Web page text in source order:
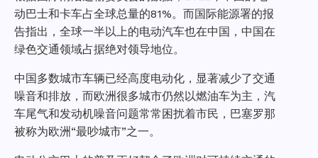
动巴士和卡车占全球总量的81%。而国际能源署的报
告指出，全球一半以上的电动汽车也在中国，中国在
绿色交通领域占据绝对领导地位。
中国多数城市车辆已经高度电动化，显著减少了交通
噪音和排放，而欧洲很多城市仍然以燃油车为主，汽
车尾气和发动机噪音问题常常困扰着市民，巴塞罗那
被称为欧洲“最吵城市”之一。